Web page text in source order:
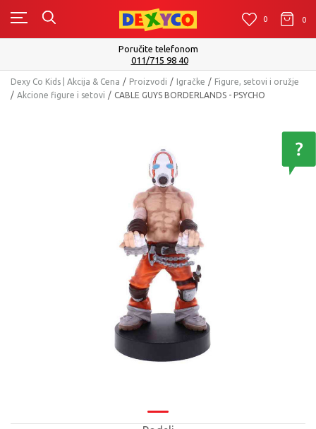
0 0 0
Poručite telefonom
011/715 98 40
Dexy Co Kids | Akcija & Cena Proizvodi Igračke
Figure, setovi i oružje
Akcione figure i setovi
CABLE GUYS BORDERLANDS - PSYCHO